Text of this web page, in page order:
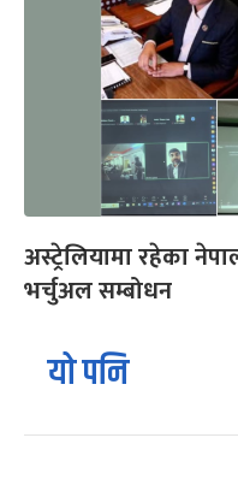
अस्ट्रेलियामा रहेका
भर्चुअल सम्बोधन
यो पनि